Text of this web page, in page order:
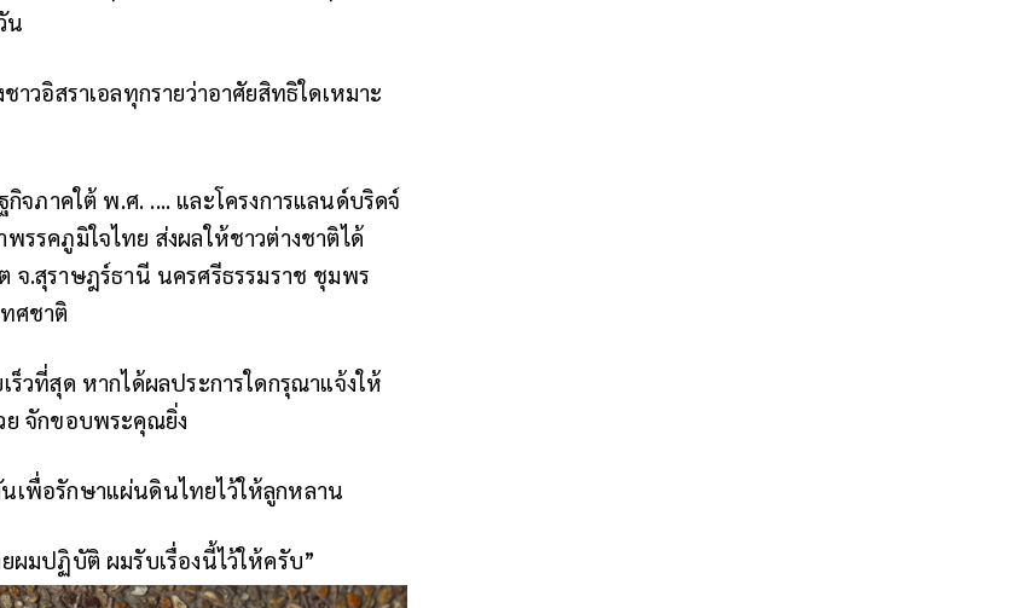
น
วอิสราเอลทุกรายว่าอาศัยสิทธิใดเหมาะ
จภาคใต้ พ.ศ. .... และโครงการแลนด์บริดจ์
รคภูมิใจไทย ส่งผลให้ชาวต่างชาติได้
จ.สุราษฎร์ธานี นครศรีธรรมราช ชุมพร
ศชาติ
วที่สุด หากได้ผลประการใดกรุณาแจ้งให้
ย จักขอบพระคุณยิ่ง
เพื่อรักษาแผ่นดินไทยไว้ให้ลูกหลาน
มปฏิบัติ ผมรับเรื่องนี้ไว้ให้ครับ”